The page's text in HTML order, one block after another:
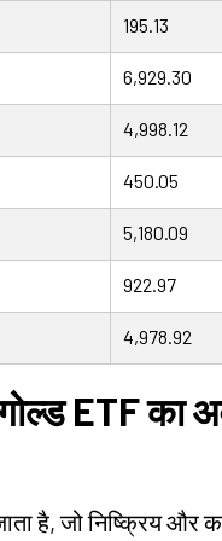
195.13
6,929.30
4,998.12
450.05
5,180.09
922.97
4,978.92
ETF का
है, जो निष्क्रिय और